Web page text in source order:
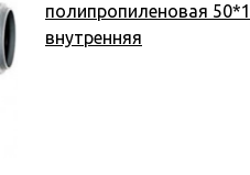
полипропиленовая
внутренняя